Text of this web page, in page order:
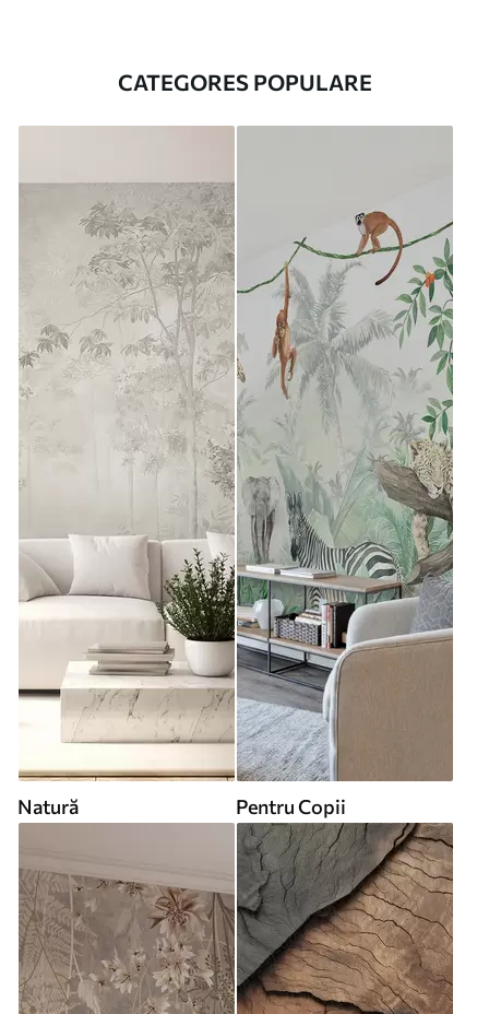
CATEGORES POPULARE
Natură Pentru Copii